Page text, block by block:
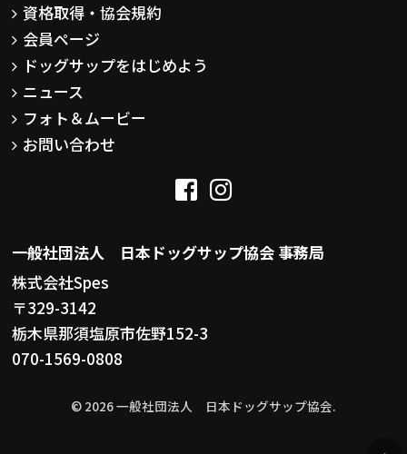
資格取得・協会規約
会員ページ
ドッグサップをはじめよう
ニュース
フォト＆ムービー
お問い合わせ
一般社団法人 日本ドッグサップ協会 事務局
株式会社Spes
〒329-3142
栃木県那須塩原市佐野152-3
070-1569-0808
© 2026 一般社団法人 日本ドッグサップ協会.